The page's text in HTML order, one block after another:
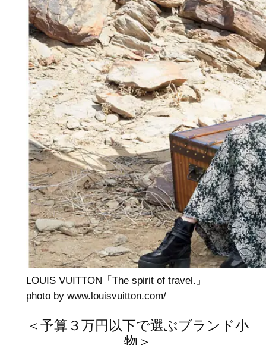
LOUIS VUITTON「The spirit of travel.」
photo by www.louisvuitton.com/‎
＜予算３万円以下で選ぶブランド小
物＞